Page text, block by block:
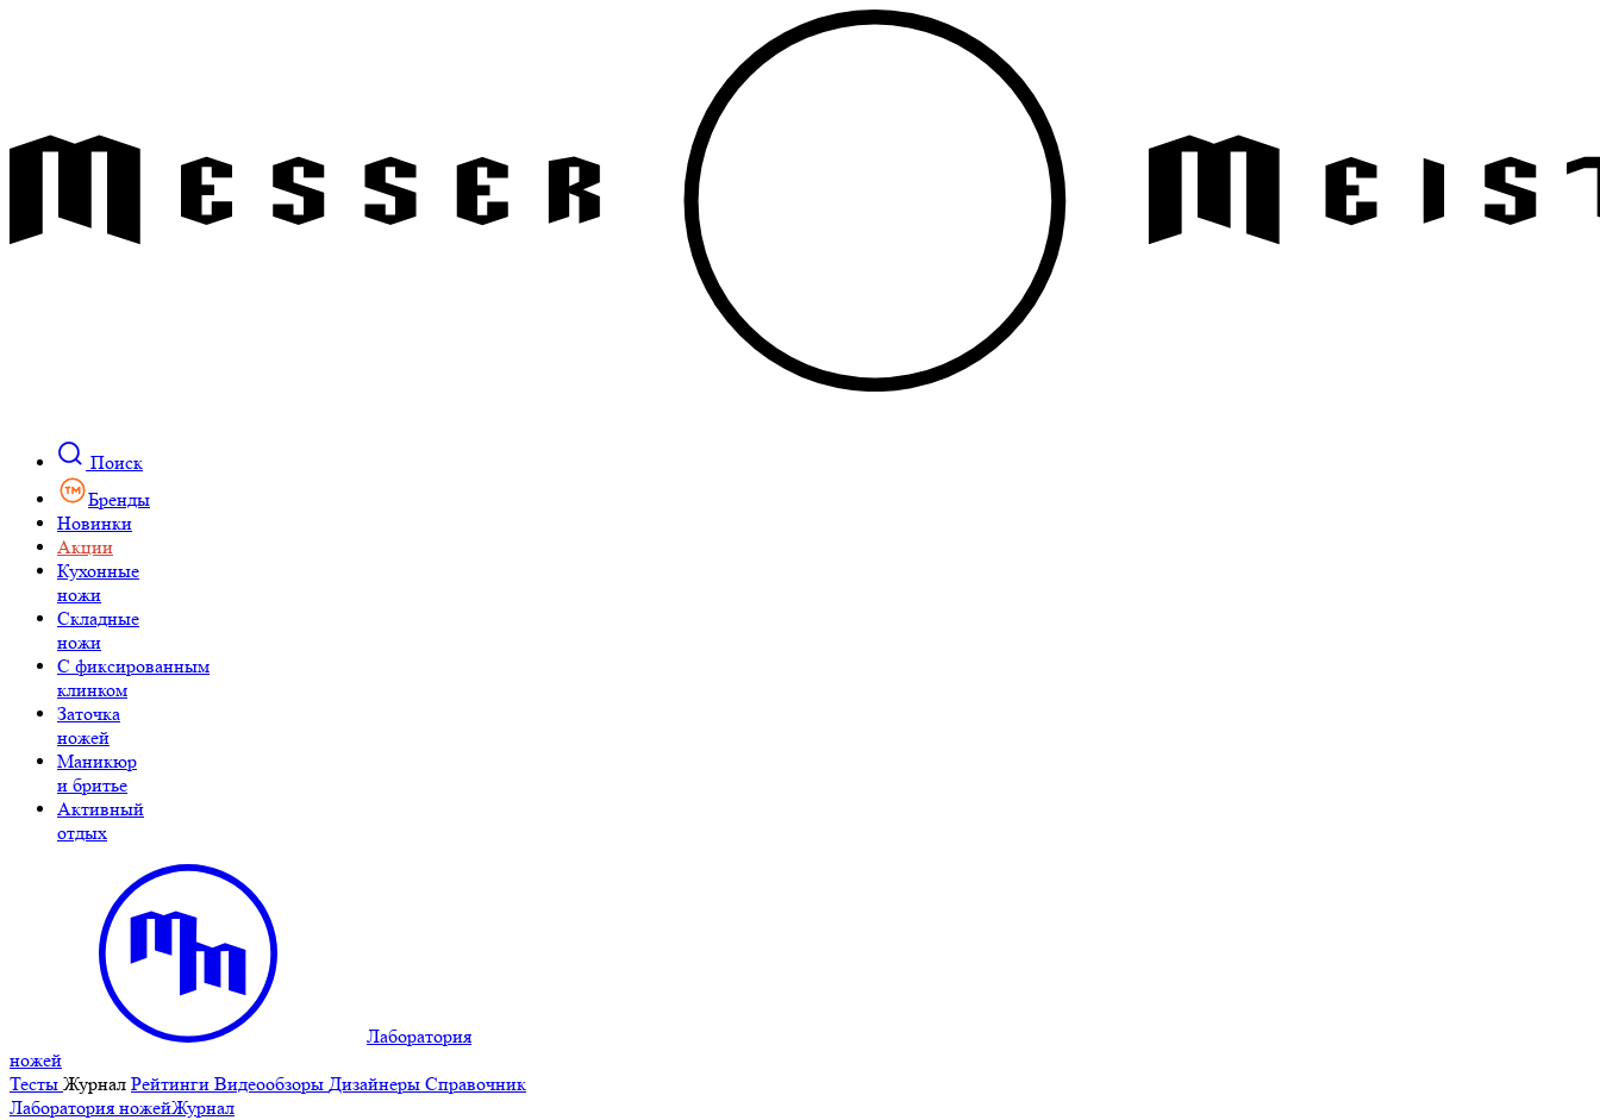
Поиск
Бренды
Новинки
Акции
Кухонные
ножи
Складные
ножи
C фиксированным
клинком
Заточка
ножей
Маникюр
и бритье
Активный
отдых
Лаборатория
ножей
Тесты Журнал Рейтинги Видеообзоры Дизайнеры Справочник
Лаборатория ножейЖурнал